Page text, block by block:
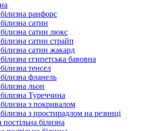
ранфорс
сатин
сатин люкс
сатин страйп
сатин жакард
єгипетська бавовна
тенсел
фланель
льон
Туреччина
з покривалом
з простирадлом на резинці
білизна